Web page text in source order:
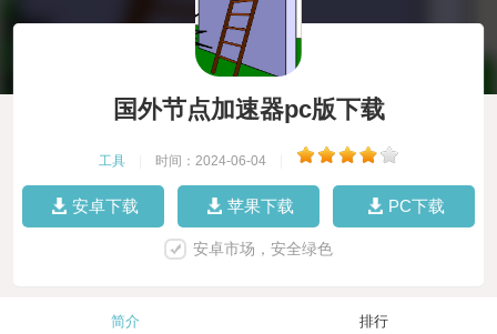
国外节点加速器pc版下载
工具 时间：2024-06-04
安卓下载 苹果下载 PC下载
安卓市场，安全绿色
简介 排行